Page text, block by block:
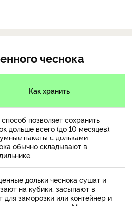
чеснока
Как хранить
позволяет сохранить
дольше всего (до 10 месяцев).
пакеты с дольками
обычно складывают в
дольки чеснока сушат и
на кубики, засыпают в
для заморозки или контейнер и